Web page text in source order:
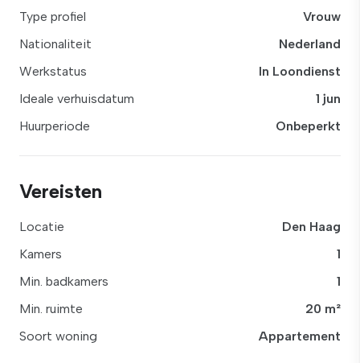
Type profiel
Vrouw
Nationaliteit
Nederland
Werkstatus
In Loondienst
Ideale verhuisdatum
1 jun
Huurperiode
Onbeperkt
Vereisten
Locatie
Den Haag
Kamers
1
Min. badkamers
1
Min. ruimte
20 m²
Soort woning
Appartement